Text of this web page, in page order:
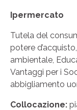
NEGOZI
EVENTI
SERVIZI
IL TUO
CONTATTI
Ipermercato
Tutela del
potere
ambientale,
Vantaggi per i
abbigliamento
Collocazione: